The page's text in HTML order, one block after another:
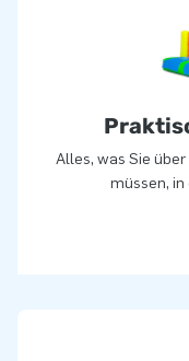
Alles, was Sie
müssen, in